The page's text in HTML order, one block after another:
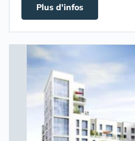
Plus d'infos